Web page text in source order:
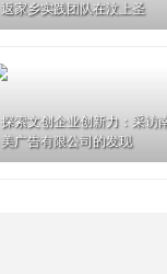
返家乡实践团队在汶上圣
探索文创企业创新力：采访
美广告有限公司的发现